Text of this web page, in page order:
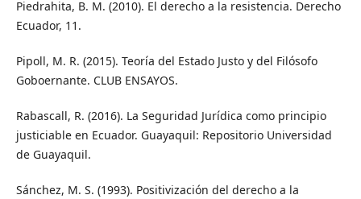
Piedrahita, B. M. (2010). El derecho a la resistencia. Derecho
Ecuador, 11.
Pipoll, M. R. (2015). Teoría del Estado Justo y del Filósofo
Goboernante. CLUB ENSAYOS.
Rabascall, R. (2016). La Seguridad Jurídica como principio
justiciable en Ecuador. Guayaquil: Repositorio Universidad
de Guayaquil.
Sánchez, M. S. (1993). Positivización del derecho a la